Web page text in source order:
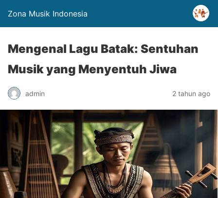
Zona Musik Indonesia
Mengenal Lagu Batak: Sentuhan
Musik yang Menyentuh Jiwa
admin 2 tahun ago